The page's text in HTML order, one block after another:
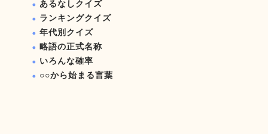
あるなしクイズ
ランキングクイズ
年代別クイズ
略語の正式名称
いろんな確率
○○から始まる言葉